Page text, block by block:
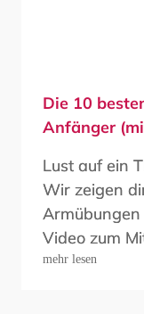
Die 10
Anfänger
Lust auf ein
Wir zeigen
Armübungen
Video zum
mehr lesen